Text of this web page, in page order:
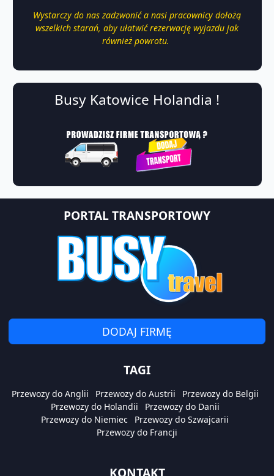
Wystarczy do nas zadzwonić a nasi pracownicy dołożą
wszelkich starań, aby ułatwić rezerwację wyjazdu jak
również powrotu.
Busy Katowice Holandia !
PORTAL TRANSPORTOWY
DODAJ FIRMĘ
TAGI
Przewozy do Anglii Przewozy do Austrii
Przewozy do Belgii
Przewozy do Holandii
Przewozy do Danii
Przewozy do Niemiec
Przewozy do Szwajcarii
Przewozy do Francji
KONTAKT